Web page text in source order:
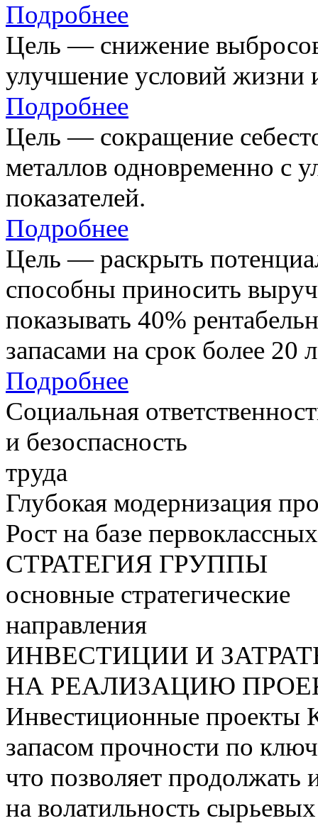
Подробнее
Цель — снижение
улучшение условий жизни
Подробнее
Цель — сокращение
металлов одновременно с
показателей.
Подробнее
Цель — раскрыть
способны приносить
показывать 40%
запасами на срок более 20
Подробнее
Социальная
и безоспасность
труда
Глубокая модернизация
Рост на базе
СТРАТЕГИЯ ГРУППЫ
основные стратегические
направления
ИНВЕСТИЦИИ И
НА РЕАЛИЗАЦИЮ
Инвестиционные проекты
запасом прочности по
что позволяет продолжать
на волатильность